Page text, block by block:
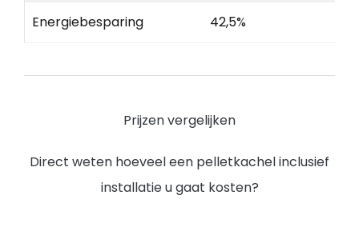
Energiebesparing 42,5%
Prijzen vergelijken
Direct weten hoeveel een pelletkachel inclusief
installatie u gaat kosten?